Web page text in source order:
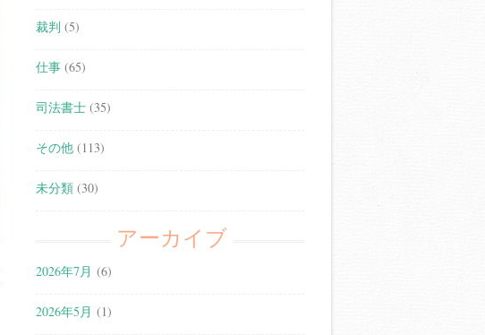
裁判 (5)
仕事 (65)
司法書士 (35)
その他 (113)
未分類 (30)
アーカイブ
2026年7月 (6)
2026年5月 (1)